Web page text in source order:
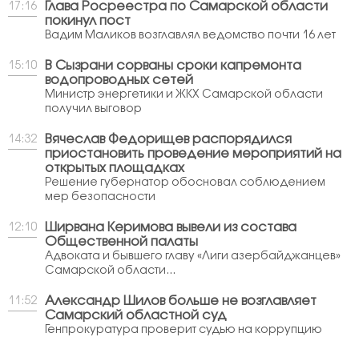
17:16
Глава Росреестра по Самарской области
покинул пост
Вадим Маликов возглавлял ведомство почти 16 лет
15:10
В Сызрани сорваны сроки капремонта
водопроводных сетей
Министр энергетики и ЖКХ Самарской области
получил выговор
14:32
Вячеслав Федорищев распорядился
приостановить проведение мероприятий на
открытых площадках
Решение губернатор обосновал соблюдением
мер безопасности
12:10
Ширвана Керимова вывели из состава
Общественной палаты
Адвоката и бывшего главу «Лиги азербайджанцев»
Самарской области...
11:52
Александр Шилов больше не возглавляет
Самарский областной суд
Генпрокуратура проверит судью на коррупцию